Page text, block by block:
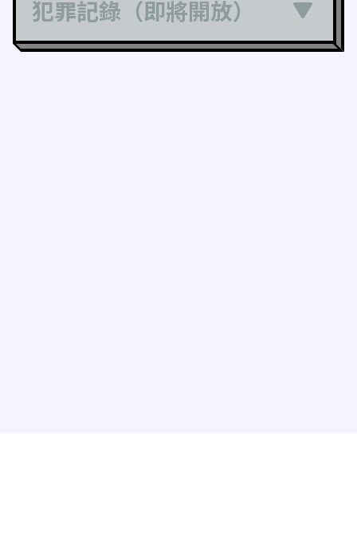
犯罪記錄（即將開放）